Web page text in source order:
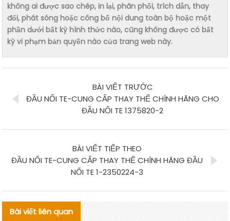
không ai được sao chép, in lại, phân phối, trích dẫn, thay
đổi, phát sóng hoặc công bố nội dung toàn bộ hoặc một
phần dưới bất kỳ hình thức nào, cũng không được có bất
kỳ vi phạm bản quyền nào của trang web này.
BÀI VIẾT TRƯỚC
ĐẦU NỐI TE-CUNG CẤP THAY THẾ CHÍNH HÃNG CHO
ĐẦU NỐI TE 1375820-2
BÀI VIẾT TIẾP THEO
ĐẦU NỐI TE-CUNG CẤP THAY THẾ CHÍNH HÃNG ĐẦU
NỐI TE 1-2350224-3
Bài viết liên quan